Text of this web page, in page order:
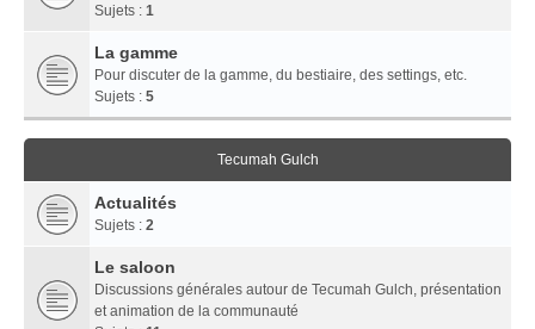
Sujets : 1
La gamme
Pour discuter de la gamme, du bestiaire, des settings, etc.
Sujets : 5
Tecumah Gulch
Actualités
Sujets : 2
Le saloon
Discussions générales autour de Tecumah Gulch, présentation
et animation de la communauté